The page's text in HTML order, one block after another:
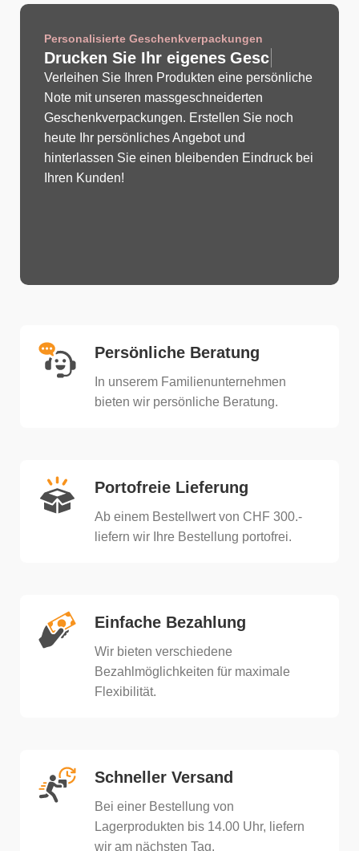
Personalisierte Geschenkverpackungen
Drucken Sie Ihr eigenes
Gesche nk band
Verleihen Sie Ihren Produkten eine persönliche
Note mit unseren massgeschneiderten
Geschenkverpackungen. Erstellen Sie noch
heute Ihr persönliches Angebot und
hinterlassen Sie einen bleibenden Eindruck bei
Persönliche Beratung
In unserem Familienunternehmen
bieten wir persönliche Beratung.​
Portofreie Lieferung
Ab einem Bestellwert von CHF 300.-
liefern wir Ihre Bestellung portofrei.
Einfache Bezahlung
Wir bieten verschiedene
Bezahlmöglichkeiten für maximale
Flexibilität.
Schneller Versand
Bei einer Bestellung von
Lagerprodukten bis 14.00 Uhr, liefern
wir am nächsten Tag.